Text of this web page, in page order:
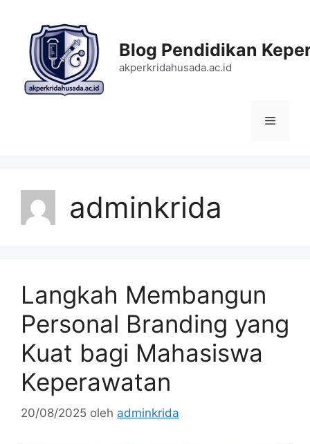
Blog Pendidikan
akperkridahusada.ac.id
Menu
adminkrida
Langkah Membangun
Personal Branding yang
Kuat bagi Mahasiswa
Keperawatan
20/08/2025 oleh adminkrida